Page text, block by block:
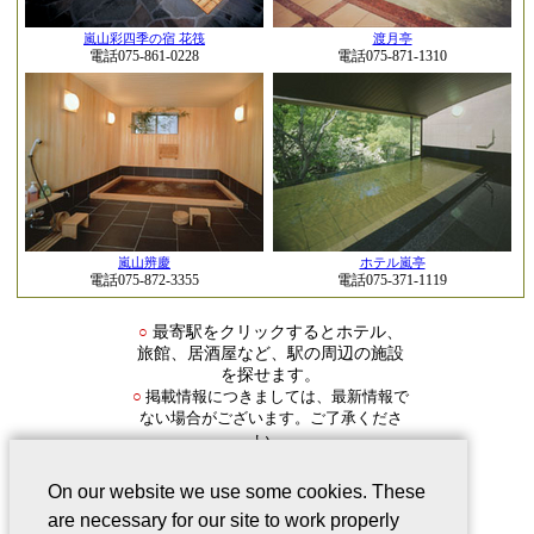
嵐山彩四季の宿 花筏
電話075-861-0228
渡月亭
電話075-871-1310
嵐山辨慶
電話075-872-3355
ホテル嵐亭
電話075-371-1119
○ 最寄駅をクリックするとホテル、
旅館、居酒屋など、駅の周辺の施設
を探せます。
○ 掲載情報につきましては、最新情報で
ない場合がございます。ご了承くださ
い。
On our website we use some cookies. These
are necessary for our site to work properly